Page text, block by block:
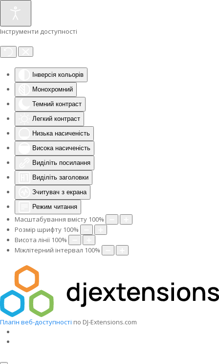
Інструменти доступності
Інверсія кольорів
Монохромний
Темний контраст
Легкий контраст
Низька насиченість
Висока насиченість
Виділіть посилання
Виділіть заголовки
Зчитувач з екрана
Режим читання
Масштабування вмісту 100%
Розмір шрифту 100%
Висота лінії 100%
Міжлітерний інтервал 100%
Плагін веб-доступності по DJ-Extensions.com